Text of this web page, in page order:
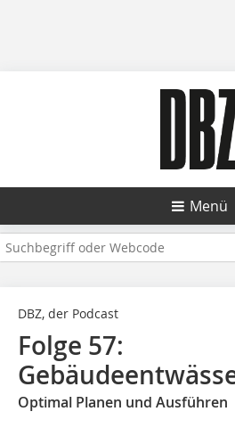
Menü
DBZ, der Podcast
Folge 57:
Optimal Planen und Ausführen